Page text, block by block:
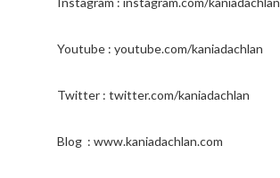
Youtube : youtube.com/kaniadachlan
Twitter : twitter.com/kaniadachlan
Blog : www.kaniadachlan.com